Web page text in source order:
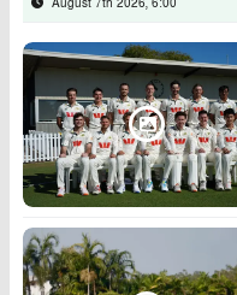
August 7th 2026, 6:00